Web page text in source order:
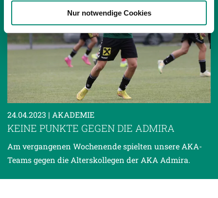
weiteren Daten zusammen, die Sie ihnen bereitgestellt
haben oder die sie im Rahmen Ihrer Nutzung der Dienste
gesammelt haben.
Weitere Details, insbesondere zu Speicherdauer und
Empfänger entnehmen Sie unserer
Datenschutzerklärung .
Nur notwendige Cookies
24.04.2023 | AKADEMIE
KEINE PUNKTE GEGEN DIE ADMIRA
Am vergangenen Wochenende spielten unsere AKA-
Teams gegen die Alterskollegen der AKA Admira.